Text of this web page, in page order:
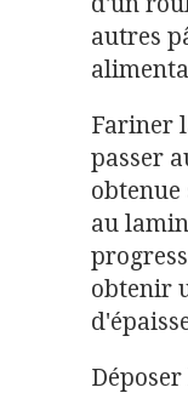
autres
Fariner
passer
obtenue
au
obtenir